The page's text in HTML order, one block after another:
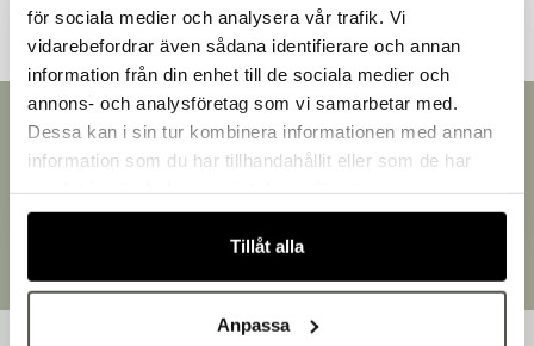
för sociala medier och analysera vår trafik. Vi
vidarebefordrar även sådana identifierare och annan
information från din enhet till de sociala medier och
annons- och analysföretag som vi samarbetar med.
Dessa kan i sin tur kombinera informationen med annan
information som du har tillhandahållit eller som de har
Tillåt alla
Anpassa
Snabb leverans
Leverans inom 3-5 arbetsdagar.
Över 30 000 produkter
Välkommen till Bakers!
Handlar du som företag eller privatperson?
Fortsätt som privatperson